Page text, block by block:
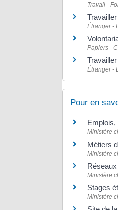
Travail -
Étranger -
Papiers -
Étranger -
Pour en
Ministère
Métiers
Ministère
Ministère
Stages
Ministère